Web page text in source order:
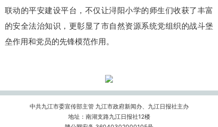
联动的平安建设平台，不仅让浔阳小学的师生们收获了丰富
的安全法治知识，更彰显了市自然资源系统党组织的战斗堡
垒作用和党员的先锋模范作用。
中共九江市委宣传部主管 九江市政府新闻办、九江日报社主办
地址：南湖支路九江日报社12楼